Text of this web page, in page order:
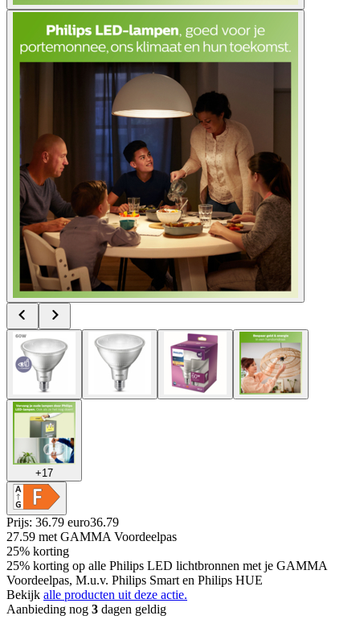
+17
Prijs: 36.79 euro36.79
27.59 met GAMMA Voordeelpas
25% korting
25% korting op alle Philips LED lichtbronnen met je GAMMA
Voordeelpas, M.u.v. Philips Smart en Philips HUE
Bekijk alle producten uit deze actie.
Aanbieding nog 3 dagen geldig